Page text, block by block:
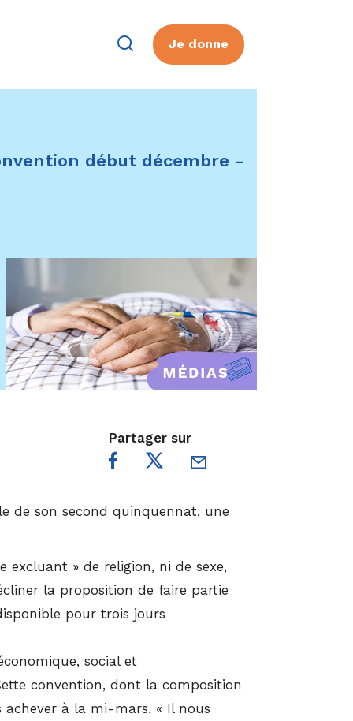
Je donne
début décembre -
Partager sur
de son second quinquennat, une
excluant » de religion, ni de sexe,
la proposition de faire partie
pour trois jours
social et
convention, dont la composition
à la mi-mars. « Il nous